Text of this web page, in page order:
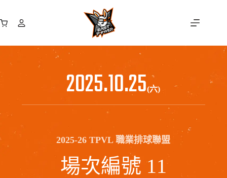
至
購
2025.10.25(六)
2025-26 TPVL 職業排球聯盟
場次編號 11